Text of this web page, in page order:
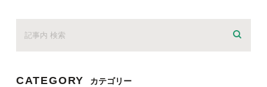
CATEGORY カテゴリー